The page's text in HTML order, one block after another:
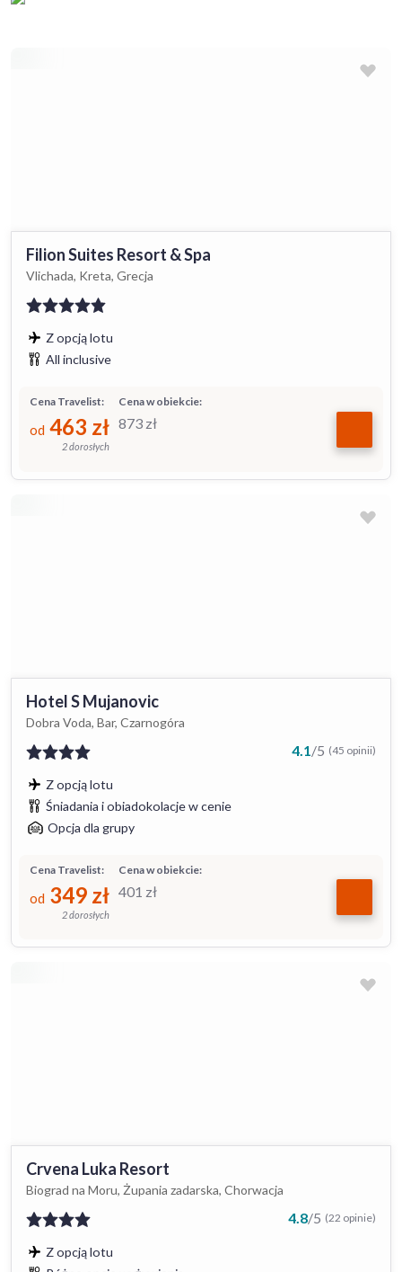
Filion Suites Resort & Spa
Vlichada, Kreta, Grecja
Z opcją lotu
All inclusive
Cena w obiekcie:
873 zł
Cena Travelist:
od 463 zł
2 dorosłych
Hotel S Mujanovic
Dobra Voda, Bar, Czarnogóra
4.1/5 (45 opinii)
Z opcją lotu
Śniadania i obiadokolacje w cenie
Opcja dla grupy
Cena w obiekcie:
401 zł
Cena Travelist:
od 349 zł
2 dorosłych
Crvena Luka Resort
Biograd na Moru, Żupania zadarska, Chorwacja
4.8/5 (22 opinie)
Z opcją lotu